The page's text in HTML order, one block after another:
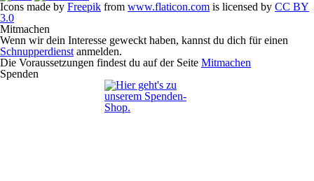
Icons made by Freepik from www.flaticon.com is licensed by CC BY
3.0
Mitmachen
Wenn wir dein Interesse geweckt haben, kannst du dich für einen
Schnupperdienst anmelden.
Die Voraussetzungen findest du auf der Seite Mitmachen
Spenden